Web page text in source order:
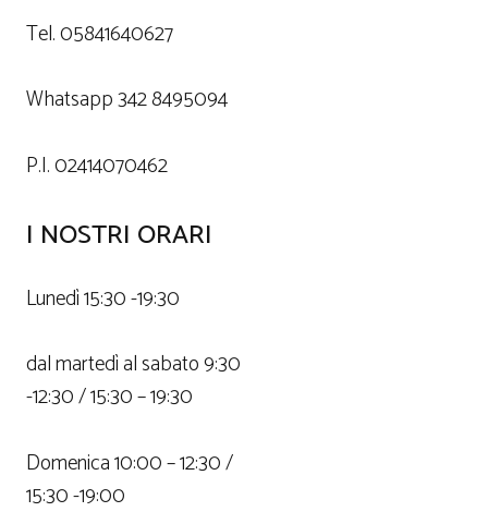
Tel. 05841640627
Whatsapp 342 8495094
P.I. 02414070462
I NOSTRI ORARI
Lunedì 15:30 -19:30
dal martedì al sabato 9:30
-12:30 / 15:30 – 19:30
Domenica 10:00 – 12:30 /
15:30 -19:00